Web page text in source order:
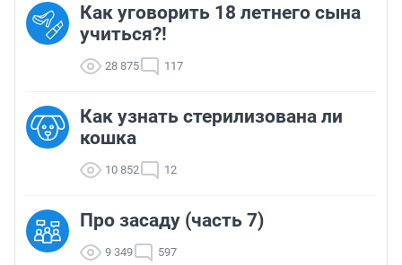
Как уговорить 18 летнего сына
учиться?!
28 875 117
Как узнать стерилизована ли
кошка
10 852 12
Про засаду (часть 7)
9 349 597